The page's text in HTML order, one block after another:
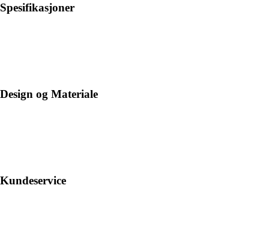
Spesifikasjoner
Design og Materiale
Kundeservice